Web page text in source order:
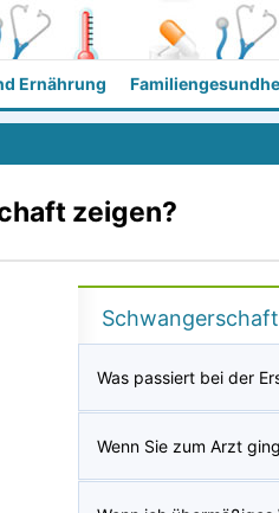
Ernährung
zeigen?
Was passiert bei der